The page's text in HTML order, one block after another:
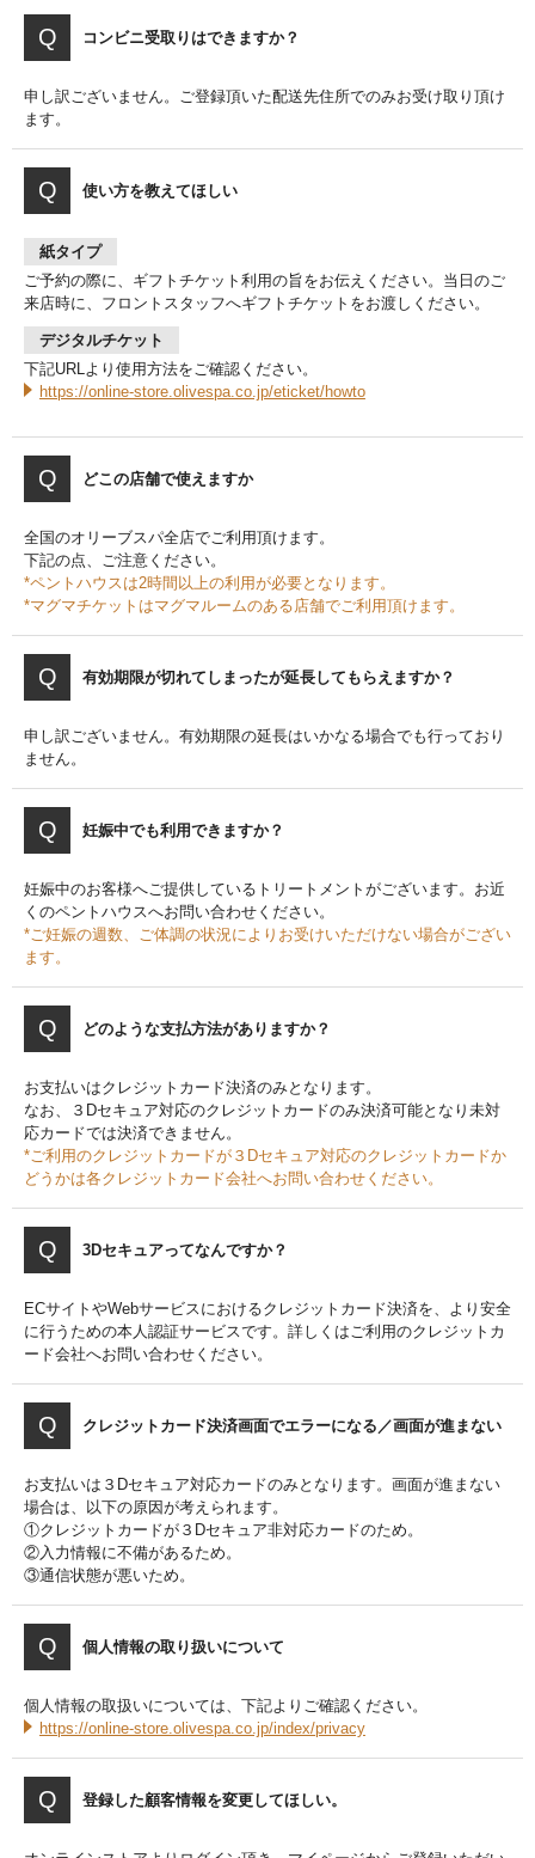
コンビニ受取りはできますか？
申し訳ございません。ご登録頂いた配送先住所でのみお受け取り頂け
ます。
使い方を教えてほしい
紙タイプ
ご予約の際に、ギフトチケット利用の旨をお伝えください。当日のご
来店時に、フロントスタッフへギフトチケットをお渡しください。
デジタルチケット
下記URLより使用方法をご確認ください。
https://online-store.olivespa.co.jp/eticket/howto
どこの店舗で使えますか
全国のオリーブスパ全店でご利用頂けます。
下記の点、ご注意ください。
*ペントハウスは2時間以上の利用が必要となります。
*マグマチケットはマグマルームのある店舗でご利用頂けます。
有効期限が切れてしまったが延長してもらえますか？
申し訳ございません。有効期限の延長はいかなる場合でも行っており
ません。
妊娠中でも利用できますか？
妊娠中のお客様へご提供しているトリートメントがございます。お近
くのペントハウスへお問い合わせください。
*ご妊娠の週数、ご体調の状況によりお受けいただけない場合がござい
ます。
どのような支払方法がありますか？
お支払いはクレジットカード決済のみとなります。
なお、３Dセキュア対応のクレジットカードのみ決済可能となり未対
応カードでは決済できません。
*ご利用のクレジットカードが３Dセキュア対応のクレジットカードか
どうかは各クレジットカード会社へお問い合わせください。
3Dセキュアってなんですか？
ECサイトやWebサービスにおけるクレジットカード決済を、より安全
に行うための本人認証サービスです。詳しくはご利用のクレジットカ
ード会社へお問い合わせください。
クレジットカード決済画面でエラーになる／画面が進まない
お支払いは３Dセキュア対応カードのみとなります。画面が進まない
場合は、以下の原因が考えられます。
①クレジットカードが３Dセキュア非対応カードのため。
②入力情報に不備があるため。
③通信状態が悪いため。
個人情報の取り扱いについて
個人情報の取扱いについては、下記よりご確認ください。
https://online-store.olivespa.co.jp/index/privacy
登録した顧客情報を変更してほしい。